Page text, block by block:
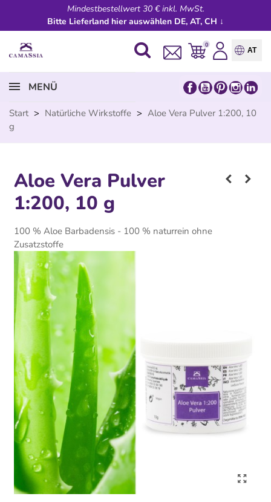
Mindestbestellwert 30 € inkl. MwSt.
Bitte Lieferland hier auswählen DE, AT, CH ↓
0
AT
MENÜ
Start > Natürliche Wirkstoffe > Aloe Vera Pulver 1:200, 10
g
Aloe Vera Pulver
1:200, 10 g
100 % Aloe Barbadensis - 100 % naturrein ohne
Zusatzstoffe